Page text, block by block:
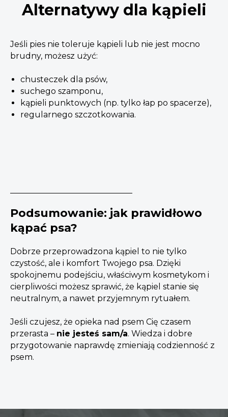
Alternatywy dla kąpieli
Jeśli pies nie toleruje kąpieli lub nie jest mocno
brudny, możesz użyć:
chusteczek dla psów,
suchego szamponu,
kąpieli punktowych (np. tylko łap po spacerze),
regularnego szczotkowania.
Podsumowanie: jak prawidłowo
kąpać psa?
Dobrze przeprowadzona kąpiel to nie tylko
czystość, ale i komfort Twojego psa. Dzięki
spokojnemu podejściu, właściwym kosmetykom i
cierpliwości możesz sprawić, że kąpiel stanie się
neutralnym, a nawet przyjemnym rytuałem.
Jeśli czujesz, że opieka nad psem Cię czasem
przerasta – nie jesteś sam/a. Wiedza i dobre
przygotowanie naprawdę zmieniają codzienność z
psem.